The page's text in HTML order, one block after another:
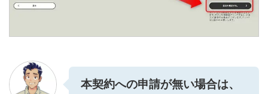
本契約への申請が無い場合は、